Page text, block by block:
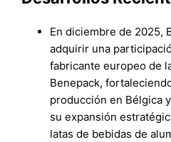
En diciembre de 2025,
adquirir una
fabricante europeo de
Benepack,
producción en Bélgica
su expansión
latas de bebidas de